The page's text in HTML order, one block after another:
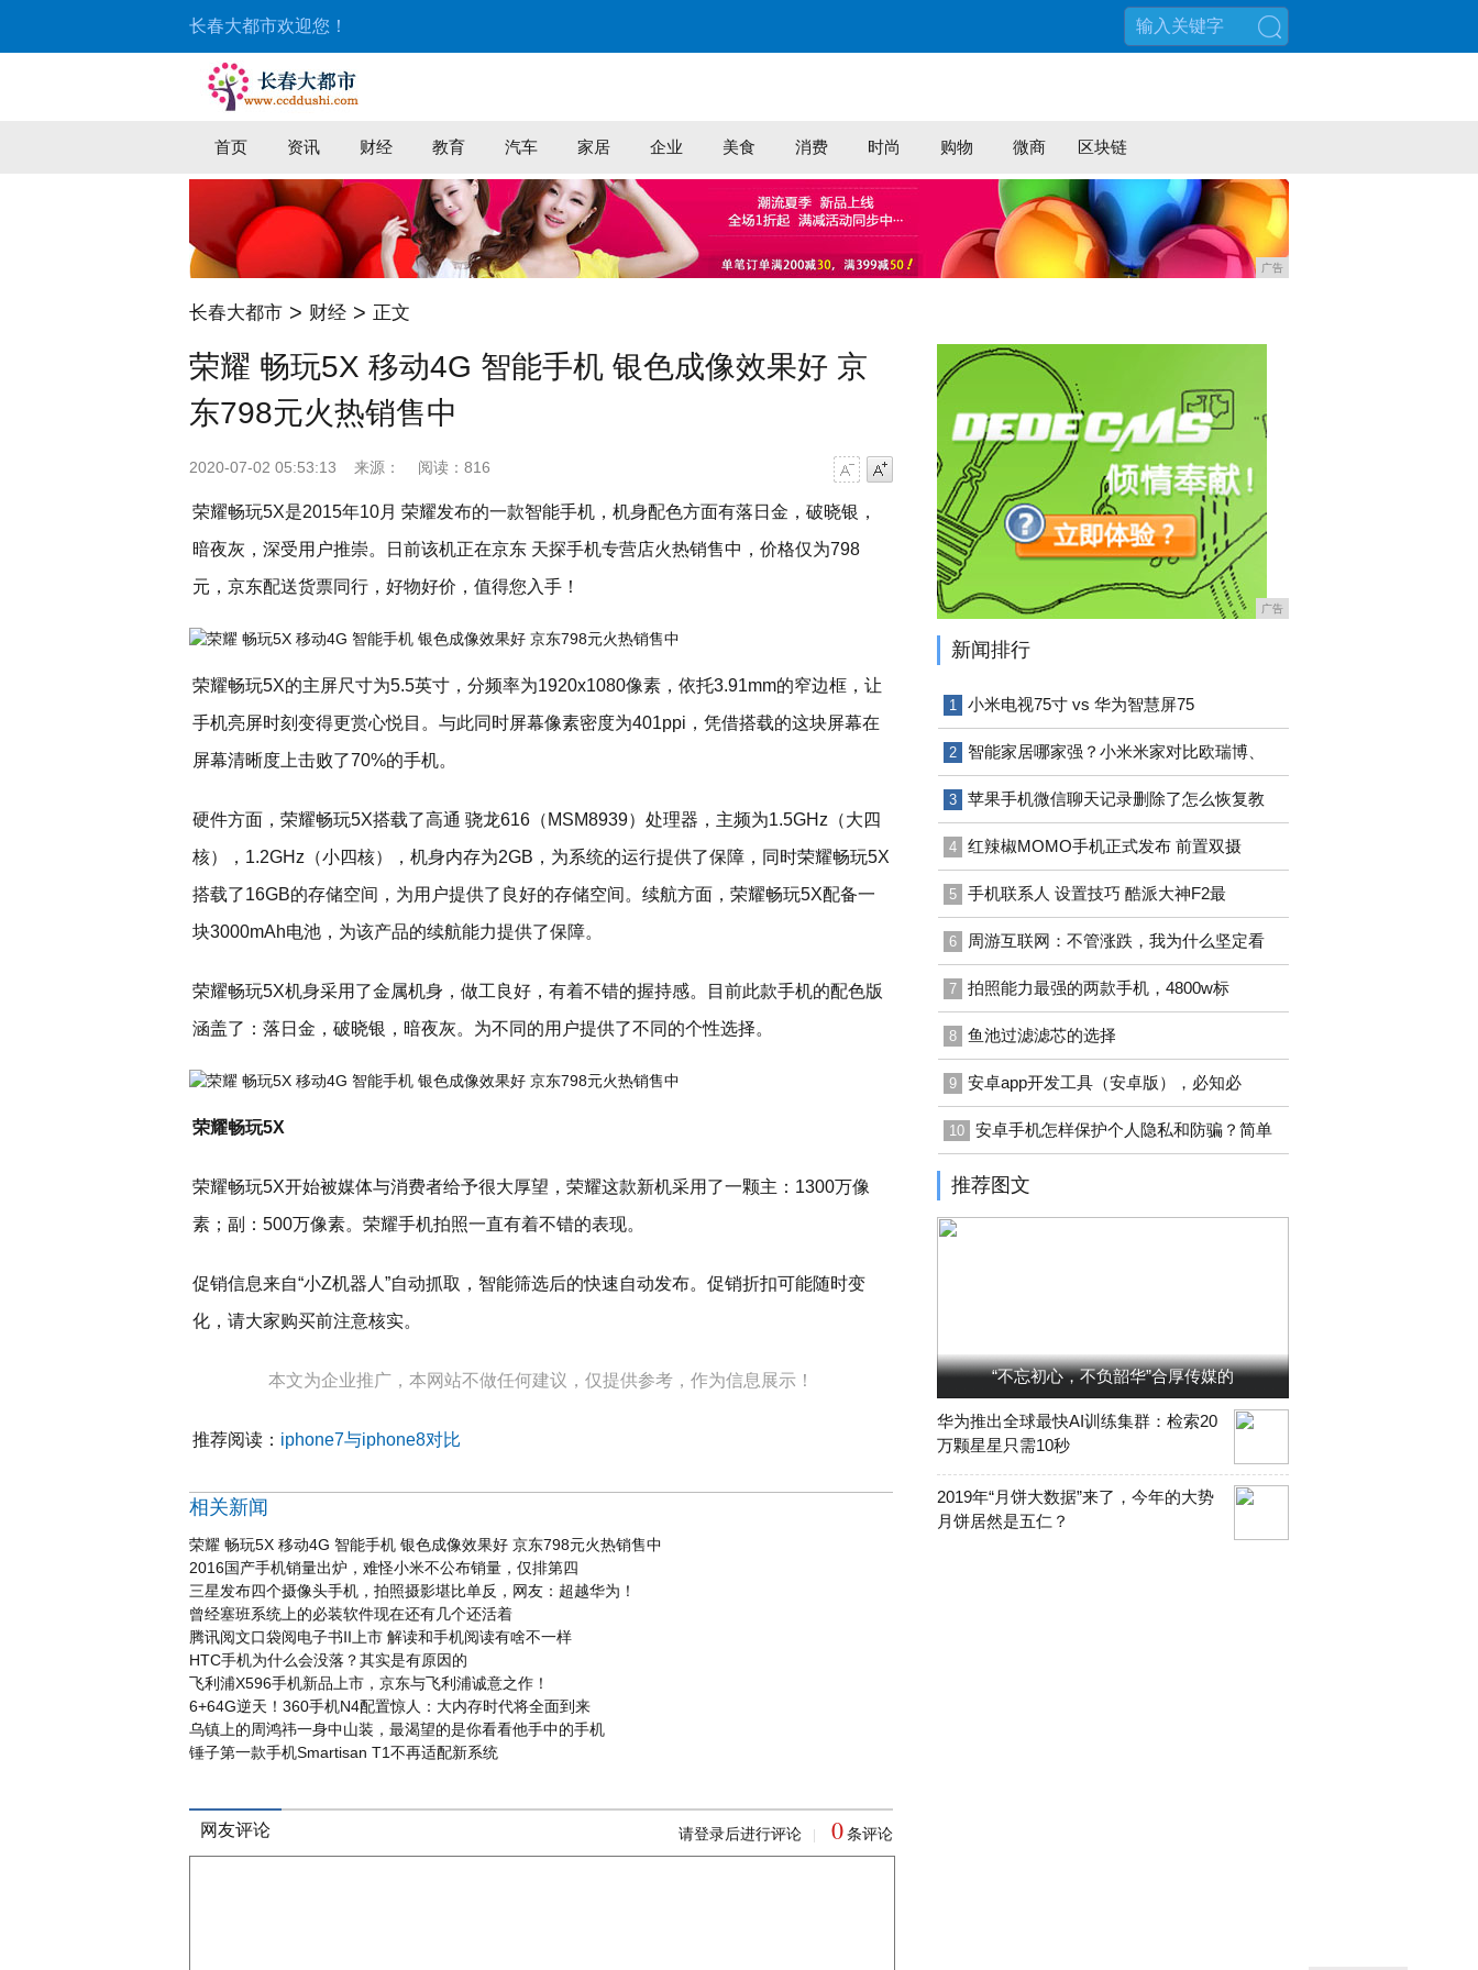
长春大都市欢迎您！
首页 资讯 财经 教育 汽车 家居 企业 美食 消费 时尚 购物 微商 区块链
广告
长春大都市 > 财经 > 正文
荣耀 畅玩5X 移动4G 智能手机 银色成像效果好 京
东798元火热销售中
2020-07-02 05:53:13 来源： 阅读：816
荣耀畅玩5X是2015年10月 荣耀发布的一款智能手机，机身配色方面有落日金，破晓银，
暗夜灰，深受用户推崇。日前该机正在京东 天探手机专营店火热销售中，价格仅为798
元，京东配送货票同行，好物好价，值得您入手！
荣耀畅玩5X的主屏尺寸为5.5英寸，分频率为1920x1080像素，依托3.91mm的窄边框，让
手机亮屏时刻变得更赏心悦目。与此同时屏幕像素密度为401ppi，凭借搭载的这块屏幕在
屏幕清晰度上击败了70%的手机。
硬件方面，荣耀畅玩5X搭载了高通 骁龙616（MSM8939）处理器，主频为1.5GHz（大四
核），1.2GHz（小四核），机身内存为2GB，为系统的运行提供了保障，同时荣耀畅玩5X
搭载了16GB的存储空间，为用户提供了良好的存储空间。续航方面，荣耀畅玩5X配备一
块3000mAh电池，为该产品的续航能力提供了保障。
荣耀畅玩5X机身采用了金属机身，做工良好，有着不错的握持感。目前此款手机的配色版
涵盖了：落日金，破晓银，暗夜灰。为不同的用户提供了不同的个性选择。
荣耀畅玩5X
荣耀畅玩5X开始被媒体与消费者给予很大厚望，荣耀这款新机采用了一颗主：1300万像
素；副：500万像素。荣耀手机拍照一直有着不错的表现。
促销信息来自“小Z机器人”自动抓取，智能筛选后的快速自动发布。促销折扣可能随时变
化，请大家购买前注意核实。
本文为企业推广，本网站不做任何建议，仅提供参考，作为信息展示！
推荐阅读： iphone7与iphone8对比
相关新闻
荣耀 畅玩5X 移动4G 智能手机 银色成像效果好 京东798元火热销售中
2016国产手机销量出炉，难怪小米不公布销量，仅排第四
三星发布四个摄像头手机，拍照摄影堪比单反，网友：超越华为！
曾经塞班系统上的必装软件现在还有几个还活着
腾讯阅文口袋阅电子书Ⅱ上市 解读和手机阅读有啥不一样
HTC手机为什么会没落？其实是有原因的
飞利浦X596手机新品上市，京东与飞利浦诚意之作！
6+64G逆天！360手机N4配置惊人：大内存时代将全面到来
乌镇上的周鸿祎一身中山装，最渴望的是你看看他手中的手机
锤子第一款手机Smartisan T1不再适配新系统
网友评论 请登录后进行评论 0条评论
广告
新闻排行
1 小米电视75寸 vs 华为智慧屏75
2 智能家居哪家强？小米米家对比欧瑞博、
3 苹果手机微信聊天记录删除了怎么恢复教
4 红辣椒MOMO手机正式发布 前置双摄
5 手机联系人 设置技巧 酷派大神F2最
6 周游互联网：不管涨跌，我为什么坚定看
7 拍照能力最强的两款手机，4800w标
8 鱼池过滤滤芯的选择
9 安卓app开发工具（安卓版），必知必
10 安卓手机怎样保护个人隐私和防骗？简单
推荐图文
“不忘初心，不负韶华”合厚传媒的
华为推出全球最快AI训练集群：检索20
万颗星星只需10秒
2019年“月饼大数据”来了，今年的大势
月饼居然是五仁？